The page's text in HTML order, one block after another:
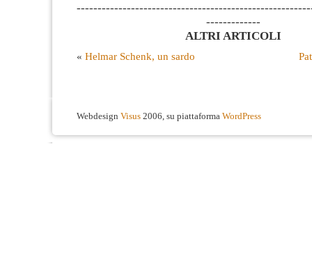
-------------
ALTRI ARTICOLI
« Helmar Schenk, un sardo
Webdesign Visus 2006, su piattaforma WordPress